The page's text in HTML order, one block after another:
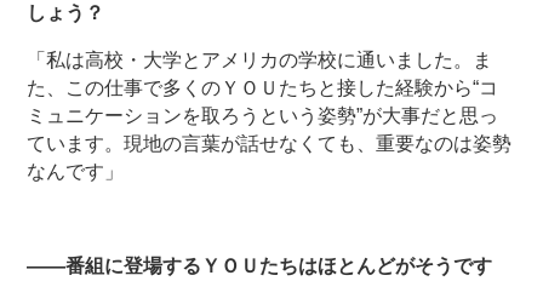
しょう？
「私は高校・大学とアメリカの学校に通いました。ま
た、この仕事で多くのＹＯＵたちと接した経験から“コ
ミュニケーションを取ろうという姿勢”が大事だと思っ
ています。現地の言葉が話せなくても、重要なのは姿勢
なんです」
――番組に登場するＹＯＵたちはほとんどがそうです